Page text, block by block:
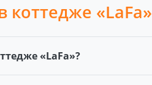
коттедже «LaFa»
«LaFa»?